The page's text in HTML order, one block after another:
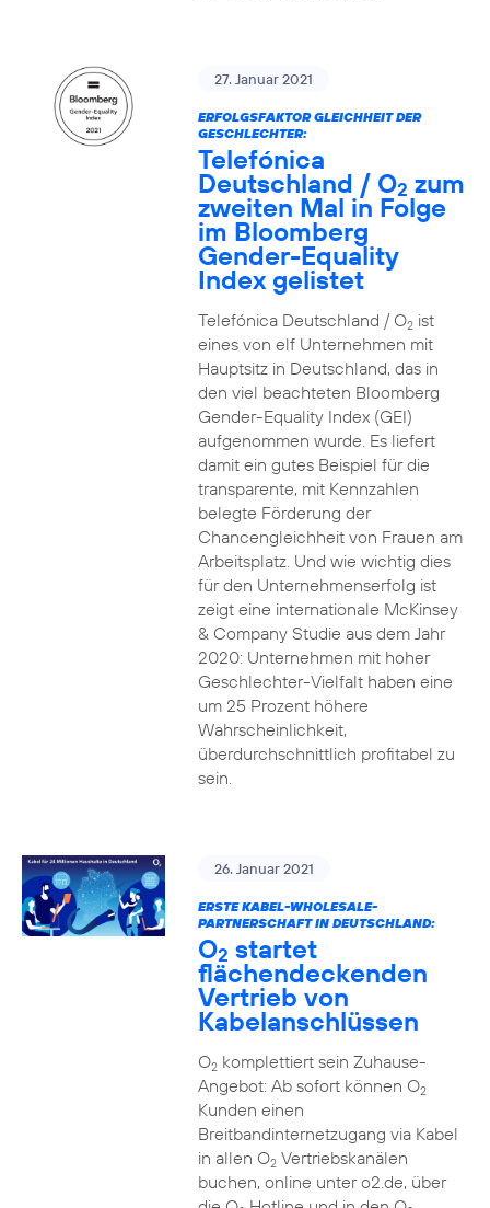
27. Januar 2021
ERFOLGSFAKTOR GLEICHHEIT DER
GESCHLECHTER:
Telefónica
Deutschland / O2 zum
zweiten Mal in Folge
im Bloomberg
Gender-Equality
Index gelistet
Telefónica Deutschland / O2ist
eines von elf Unternehmen mit
Hauptsitz in Deutschland, das in
den viel beachteten Bloomberg
Gender-Equality Index (GEI)
aufgenommen wurde. Es liefert
damit ein gutes Beispiel für die
transparente, mit Kennzahlen
belegte Förderung der
Chancengleichheit von Frauen am
Arbeitsplatz. Und wie wichtig dies
für den Unternehmenserfolg ist
zeigt eine internationale McKinsey
& Company Studie aus dem Jahr
2020: Unternehmen mit hoher
Geschlechter-Vielfalt haben eine
um 25 Prozent höhere
Wahrscheinlichkeit,
überdurchschnittlich profitabel zu
sein.
26. Januar 2021
ERSTE KABEL-WHOLESALE-
PARTNERSCHAFT IN DEUTSCHLAND:
O2 startet
flächendeckenden
Vertrieb von
Kabelanschlüssen
O2komplettiert sein Zuhause-
Angebot: Ab sofort können O2
Kunden einen
Breitbandinternetzugang via Kabel
in allen O2Vertriebskanälen
buchen, online unter o2.de, über